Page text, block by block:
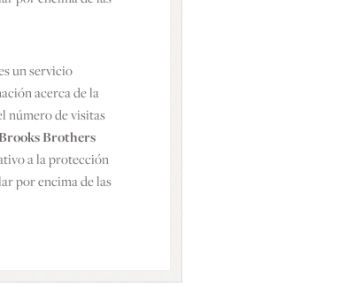
un servicio
acerca de la
número de visitas
Brothers
a la protección
por encima de las